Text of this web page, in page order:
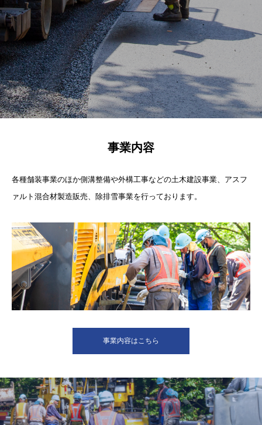
事業内容
各種舗装事業のほか側溝整備や外構工事などの土木建設事業、アスフ
ァルト混合材製造販売、除排雪事業を行っております。
事業内容はこちら